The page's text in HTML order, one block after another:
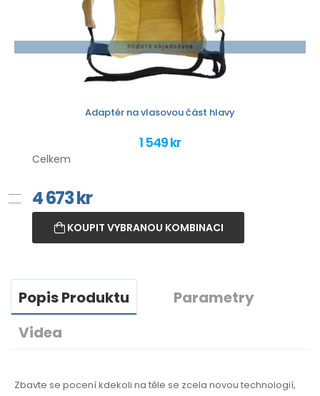
Přidat k objednávce
Adaptér na vlasovou část hlavy
1 549 kr
Celkem
4 673kr
KOUPIT VYBRANOU KOMBINACI
Popis Produktu
Parametry
Videa
Zbavte se pocení kdekoli na těle se zcela novou technologií,